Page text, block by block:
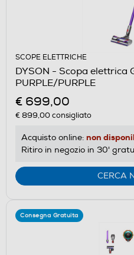
SCOPE ELETTRICHE
DYSON - Scopa elettrica
PURPLE/PURPLE
€ 699,00
€ 899,00consigliato
Acquisto online: non
Ritiro in negozio in 30'
CERCA
Consegna Gratuita